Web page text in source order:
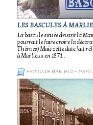
LES BASCULES À
La bascule située devant la
pourrait le faire croire la
Thèmes) Mais cette date fait
à Marlieux en 1871..
PHOTOS DE MARLIEUX- 29/03/